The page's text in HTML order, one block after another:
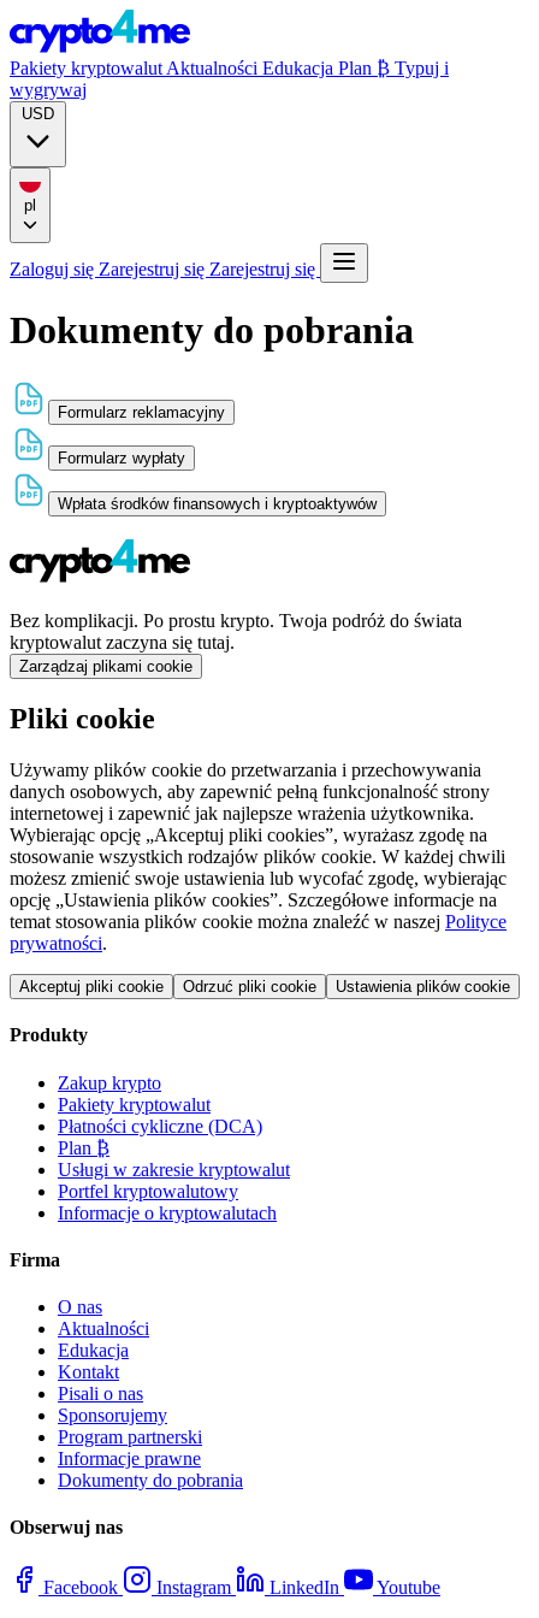
Pakiety kryptowalut Aktualności Edukacja Plan ₿ Typuj i
wygrywaj
Zaloguj się Zarejestruj się Zarejestruj się
Dokumenty do pobrania
Formularz reklamacyjny
Formularz wypłaty
Wpłata środków finansowych i kryptoaktywów
Bez komplikacji. Po prostu krypto. Twoja podróż do świata
kryptowalut zaczyna się tutaj.
Zarządzaj plikami cookie
Pliki cookie
Używamy plików cookie do przetwarzania i przechowywania
danych osobowych, aby zapewnić pełną funkcjonalność strony
internetowej i zapewnić jak najlepsze wrażenia użytkownika.
Wybierając opcję „Akceptuj pliki cookies”, wyrażasz zgodę na
stosowanie wszystkich rodzajów plików cookie. W każdej chwili
możesz zmienić swoje ustawienia lub wycofać zgodę, wybierając
opcję „Ustawienia plików cookies”. Szczegółowe informacje na
temat stosowania plików cookie można znaleźć w naszej Polityce
prywatności.
Akceptuj pliki cookie Odrzuć pliki cookie Ustawienia plików cookie
Produkty
Zakup krypto
Pakiety kryptowalut
Płatności cykliczne (DCA)
Plan ₿
Usługi w zakresie kryptowalut
Portfel kryptowalutowy
Informacje o kryptowalutach
Firma
O nas
Aktualności
Edukacja
Kontakt
Pisali o nas
Sponsorujemy
Program partnerski
Informacje prawne
Dokumenty do pobrania
Obserwuj nas
Facebook Instagram LinkedIn
Youtube